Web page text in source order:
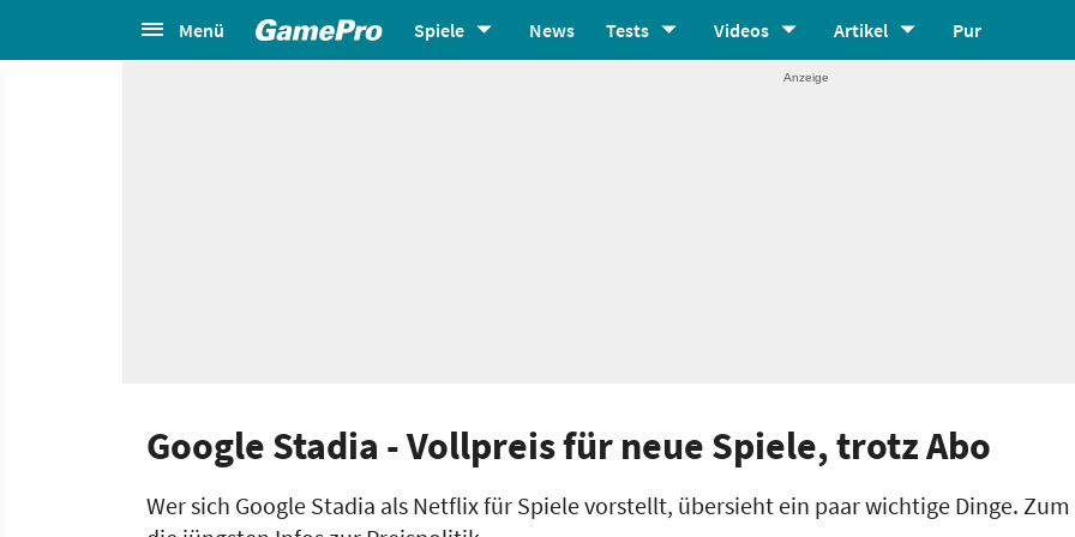
Menü Spiele News Tests Videos Artikel Pur
Google Stadia - Vollpreis für neue Spiele, trotz Abo
Wer sich Google Stadia als Netflix für Spiele vorstellt, übersieht ein paar wichtige Dinge.